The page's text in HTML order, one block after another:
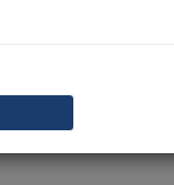
145 mm ilgio
mm ir nerūdijančio
88 mm, rėmo